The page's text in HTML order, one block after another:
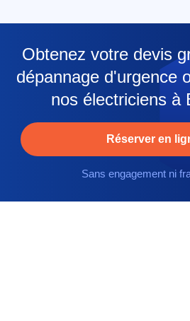
Obtenez votre devis
dépannage d'urgence
nos électriciens à
Réserver en
Sans engagement ni